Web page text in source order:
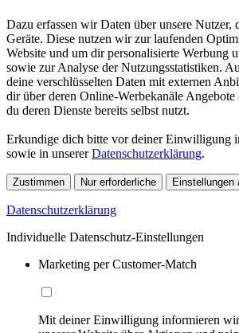
Dazu erfassen wir Daten über unsere Nutzer,
Geräte. Diese nutzen wir zur laufenden
Website und um dir personalisierte Werbung
sowie zur Analyse der Nutzungsstatistiken.
deine verschlüsselten Daten mit externen
dir über deren Online-Werbekanäle Angebote
du deren Dienste bereits selbst nutzt.
Erkundige dich bitte vor deiner Einwilligung
sowie in unsererDatenschutzerklärung.
Zustimmen Nur erforderliche Einstellungen
Datenschutzerklärung
Individuelle Datenschutz-Einstellungen
Marketing per Customer-Match
Mit deiner Einwilligung informieren wir